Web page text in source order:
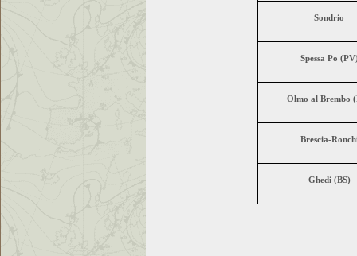
Sondrio
Spessa Po
Olmo al Brembo
Brescia-
Ghedi (BS)